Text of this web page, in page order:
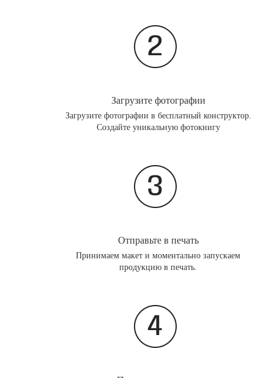
Загрузите фотографии
Загрузите фотографии в бесплатный конструктор.
Создайте уникальную фотокнигу
Отправьте в печать
Принимаем макет и моментально запускаем
продукцию в печать.